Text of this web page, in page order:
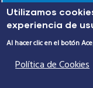
Policía Local
Protección Civil
Alumbrado Público
Utilizamos
experiencia de
Al hacer clic en el botón
Política de Cookies